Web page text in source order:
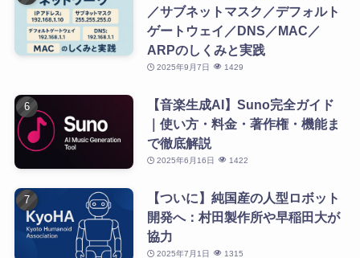
／サブネットマスク／デフォルト
ゲートウェイ／DNS／MAC／
ARPのしくみと実践
2025年9月7日 1429
【音楽生成AI】Suno完全ガイド
｜使い方・料金・著作権・機能ま
で徹底解説
2025年6月16日 1422
【ついに】純国産の人型ロボット
開発へ：村田製作所や早稲田大が
協力
2025年7月1日 1315